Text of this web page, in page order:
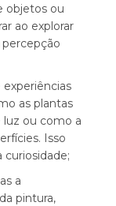
objetos ou
ao explorar
as plantas
ou como a
Isso
a
pintura,